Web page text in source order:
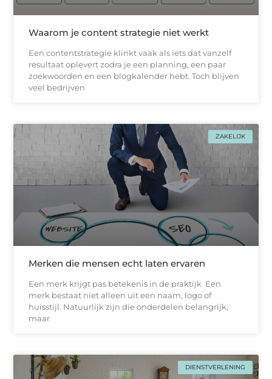
Waarom je content strategie niet werkt
Een contentstrategie klinkt vaak als iets dat vanzelf
resultaat oplevert zodra je een planning, een paar
zoekwoorden en een blogkalender hebt. Toch blijven
veel bedrijven
ZAKELIJK
Merken die mensen echt laten ervaren
Een merk krijgt pas betekenis in de praktijk Een
merk bestaat niet alleen uit een naam, logo of
huisstijl. Natuurlijk zijn die onderdelen belangrijk,
maar
DIENSTVERLENING